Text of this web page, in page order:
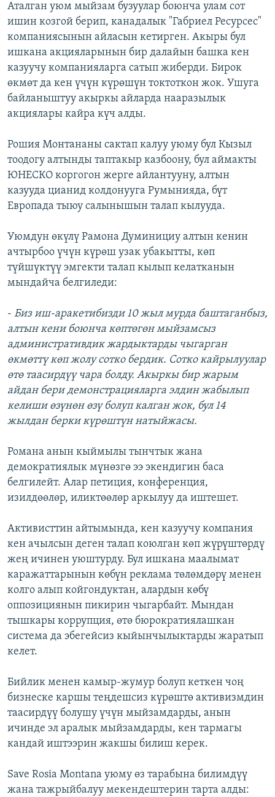
Аталган уюм мыйзам бузуулар боюнча улам сот
ишин козгой берип, канадалык "Габриел Ресурсес"
компаниясынын айласын кетирген. Акыры бул
ишкана акцияларынын бир далайын башка кен
казуучу компанияларга сатып жиберди. Бирок
өкмөт да кен үчүн күрөшүн токтоткон жок. Ушуга
байланыштуу акыркы айларда нааразылык
акциялары кайра күч алды.
Рошия Монтананы сактап калуу уюму бул Кызыл
тоодогу алтынды таптакыр казбоону, бул аймакты
ЮНЕСКО коргогон жерге айлантууну, алтын
казууда цианид колдонууга Румынияда, бүт
Европада тыюу салынышын талап кылууда.
Уюмдун өкүлү Рамона Думинициу алтын кенин
ачтырбоо үчүн күрөш узак убакытты, көп
түйшүктүү эмгекти талап кылып келатканын
мындайча белгиледи:
- Биз иш-аракетибизди 10 жыл мурда баштаганбыз,
алтын кени боюнча көптөгөн мыйзамсыз
административдик жардыктарды чыгарган
өкмөттү көп жолу сотко бердик. Сотко кайрылуулар
өтө таасирдүү чара болду. Акыркы бир жарым
айдан бери демонстрацияларга элдин жабылып
келиши өзүнөн өзү болуп калган жок, бул 14
жылдан берки күрөштүн натыйжасы.
Романа анын кыймылы тынчтык жана
демократиялык мүнөзгө ээ экендигин баса
белгилейт. Алар петиция, конференция,
изилдөөлөр, иликтөөлөр аркылуу да иштешет.
Активисттин айтымында, кен казуучу компания
кен ачылсын деген талап коюлган көп жүрүштөрдү
жең ичинен уюштурду. Бул ишкана маалымат
каражаттарынын көбүн реклама төлөмдөрү менен
колго алып койгондуктан, алардын көбү
оппозициянын пикирин чыгарбайт. Мындан
тышкары коррупция, өтө бюрократиялашкан
система да эбегейсиз кыйынчылыктарды жаратып
келет.
Бийлик менен камыр-жумур болуп кеткен чоң
бизнеске каршы теңдешсиз күрөштө активизмдин
таасирдүү болушу үчүн мыйзамдарды, анын
ичинде эл аралык мыйзамдарды, кен тармагы
кандай иштээрин жакшы билиш керек.
Save Rosia Montana уюму өз тарабына билимдүү
жана тажрыйбалуу мекендештерин тарта алды: